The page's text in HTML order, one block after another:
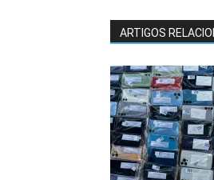
ARTIGOS